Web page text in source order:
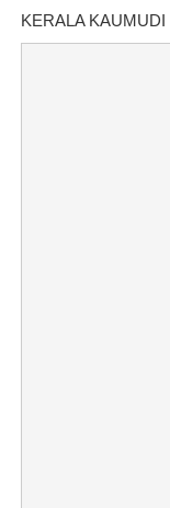
KERALA KAUMUDI